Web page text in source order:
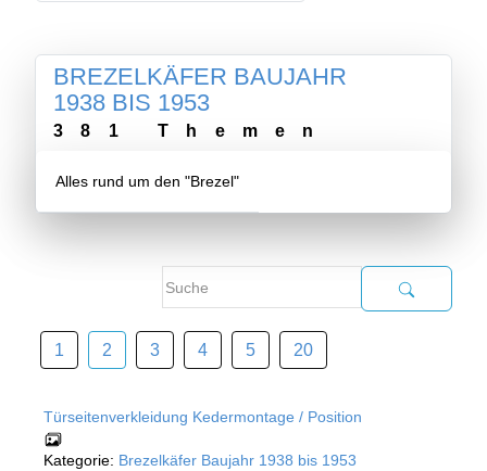
BREZELKÄFER BAUJAHR
1938 BIS 1953
381 Themen
Alles rund um den "Brezel"
1 2 3 4 5 20
Türseitenverkleidung Kedermontage / Position
Kategorie: Brezelkäfer Baujahr 1938 bis 1953